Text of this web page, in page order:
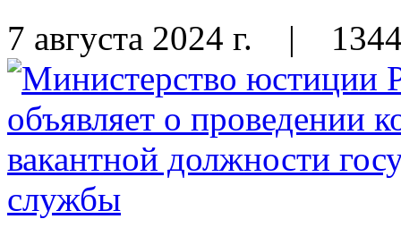
7 августа 2024 г. |